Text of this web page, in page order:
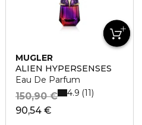
MUGLER
ALIEN HYPERSENSES
Eau De Parfum
90,54 €
150,90 € 4.9 11